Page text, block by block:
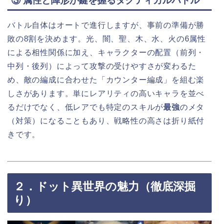
バトル自体はオートで進行しますが、事前の準備が勝
敗の8割を決めます。光、闇、聖、木、水、火の6属性
による相性関係に加え、キャラクターの配置（前列・
中列・後列）によって攻撃の受けやすさが変わるた
め、敵の編成に合わせた「カウンター編成」を組む楽
しさがあります。単にレアリティの高いキャラを並べ
るだけでなく、低レアでも特定のスキルが最強のメタ
（対策）になることもあり、戦略性の高さは折り紙付
きです。
２．ドット異世界の魅力（徹底深掘
り）